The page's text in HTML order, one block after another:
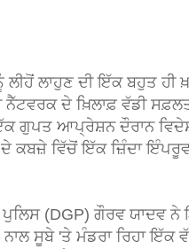
ਲੀਹੋਂ ਲਾਹੁਣ ਦੀ ਇੱਕ ਬਹੁਤ
ਦੇ ਖ਼ਿਲਾਫ਼ ਵੱਡੀ
ਗੁਪਤ ਆਪ੍ਰੇਸ਼ਨ ਦੌਰਾਨ
ਕਬਜ਼ੇ ਵਿੱਚੋਂ ਇੱਕ ਜ਼ਿੰਦਾ
(DGP) ਗੌਰਵ ਯਾਦਵ
ਸੂਬੇ 'ਤੇ ਮੰਡਰਾ ਰਿਹਾ